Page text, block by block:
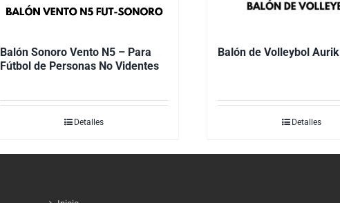
Balón Sonoro Vento N5 – Para
Fútbol de Personas No Videntes
Detalles
Balón de Volleybol Aurik
Detalles